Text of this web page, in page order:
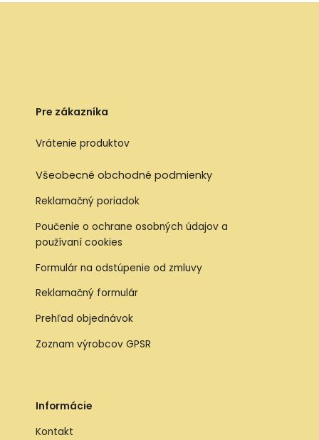
Pre zákazníka
Vrátenie produktov
Všeobecné obchodné podmienky
Reklamačný poriadok
Poučenie o ochrane osobných údajov a
používaní cookies
Formulár na odstúpenie od zmluvy
Reklamačný formulár
Prehľad objednávok
Zoznam výrobcov GPSR
Informácie
Kontakt